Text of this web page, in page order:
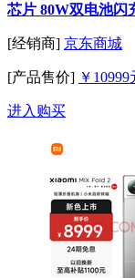
芯片 80W双电池闪
[经销商] 京东商城
[产品售价] ￥10999
进入购买